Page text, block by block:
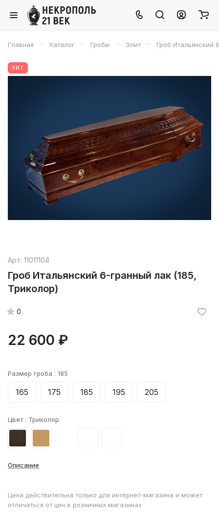
Главная – Каталог – Гробы – Элит – Гроб Итальянский
ХИТ
Арт. 11011104
Гроб Итальянский 6-гранный лак (185,
Триколор)
0
22 600 ₽
Размер гроба : 185
165 175 185 195 205
Цвет : Триколор
Описание
Цена действительна только для интернет-магазина и может
отличаться от цен в розничных магазинах